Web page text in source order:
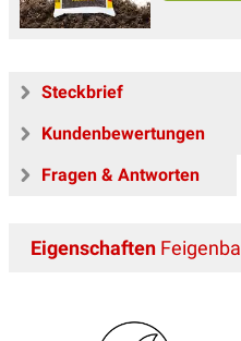
Steckbrief
Kundenbewertungen
Fragen & Antworten
Eigenschaften